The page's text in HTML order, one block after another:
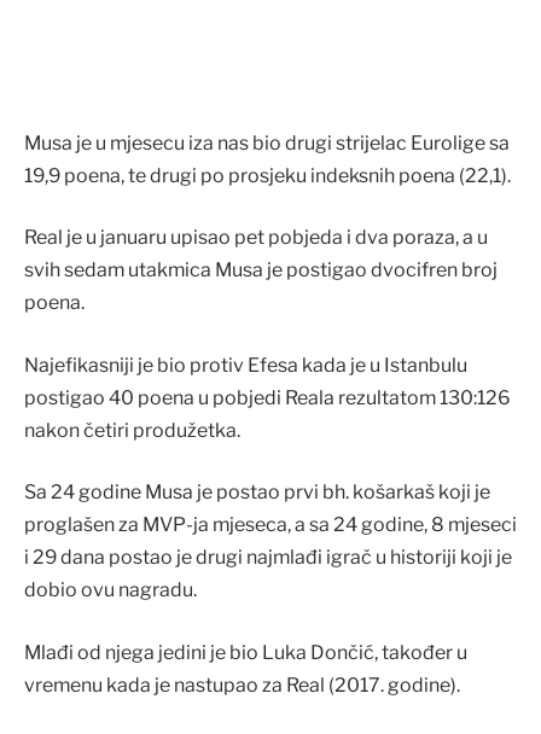
Musa je u mjesecu iza nas bio drugi strijelac Eurolige sa
19,9 poena, te drugi po prosjeku indeksnih poena (22,1).
Real je u januaru upisao pet pobjeda i dva poraza, a u
svih sedam utakmica Musa je postigao dvocifren broj
poena.
Najefikasniji je bio protiv Efesa kada je u Istanbulu
postigao 40 poena u pobjedi Reala rezultatom 130:126
nakon četiri produžetka.
Sa 24 godine Musa je postao prvi bh. košarkaš koji je
proglašen za MVP-ja mjeseca, a sa 24 godine, 8 mjeseci
i 29 dana postao je drugi najmlađi igrač u historiji koji je
dobio ovu nagradu.
Mlađi od njega jedini je bio Luka Dončić, također u
vremenu kada je nastupao za Real (2017. godine).